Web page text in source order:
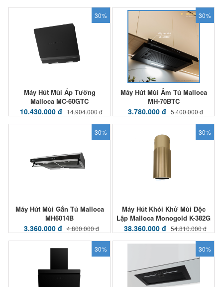
30%
Máy Hút Mùi Áp Tường
Malloca MC-60GTC
10.430.000 đ 14.904.000 đ
30%
Máy Hút Mùi Âm Tủ Malloca
MH-70BTC
3.780.000 đ 5.400.000 đ
30%
Máy Hút Mùi Gắn Tủ Malloca
MH6014B
3.360.000 đ 4.800.000 đ
30%
Máy Hút Khói Khử Mùi Độc
Lập Malloca Monogold K-382G
38.360.000 đ 54.810.000 đ
30% 30%